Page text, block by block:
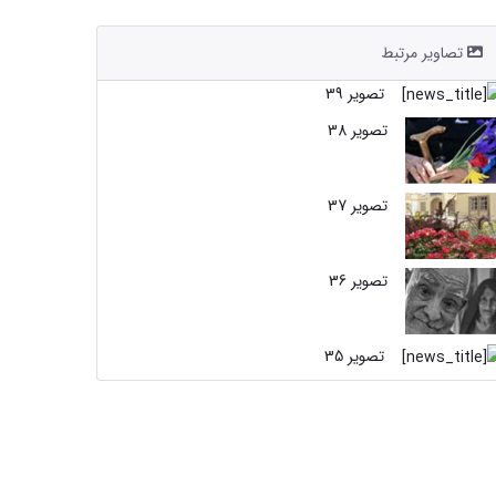
تصاویر مرتبط
تصویر 39
تصویر 38
تصویر 37
تصویر 36
تصویر 35